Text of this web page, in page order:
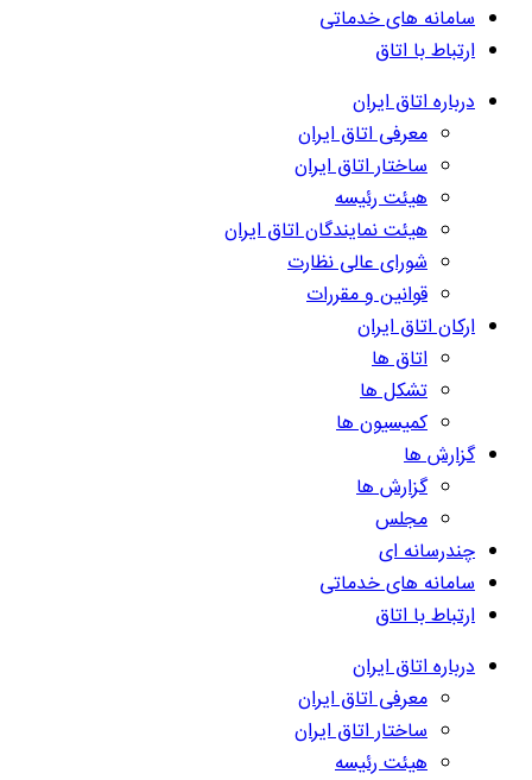
سامانه های خدماتی
ارتباط با اتاق
درباره اتاق ایران
معرفی اتاق ایران
ساختار اتاق ایران
هیئت رئیسه
هیئت نمایندگان اتاق ایران
شورای عالی نظارت
قوانین و مقررات
ارکان اتاق ایران
اتاق ها
تشکل ها
کمیسیون ها
گزارش ها
گزارش ها
مجلس
چندرسانه ای
سامانه های خدماتی
ارتباط با اتاق
درباره اتاق ایران
معرفی اتاق ایران
ساختار اتاق ایران
هیئت رئیسه